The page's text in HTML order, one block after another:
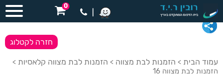
0
עמוד הבית > הזמנות לבת מצווה > הזמנות לבת מצווה קלאסיות >
הזמנות לבת מצווה 16
חזרה לקטלוג